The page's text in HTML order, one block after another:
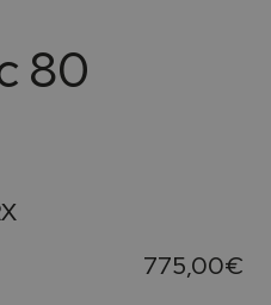
80
775,00€